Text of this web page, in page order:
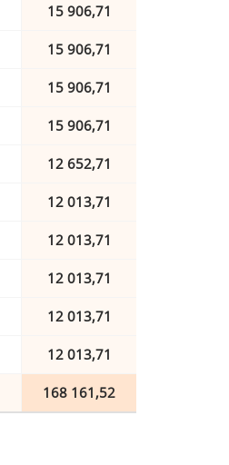
15 906,71
15 906,71
15 906,71
15 906,71
12 652,71
12 013,71
12 013,71
12 013,71
12 013,71
12 013,71
168 161,52